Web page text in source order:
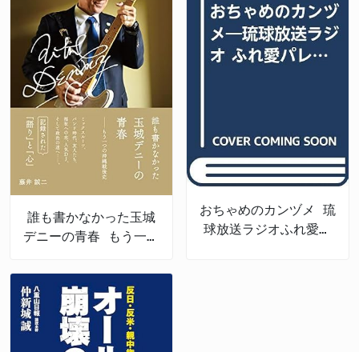
誰も書かなかった玉城
デニーの青春 もう一つ
おちゃめのカンヅメ 琉
球放送ラジオふれ愛パ